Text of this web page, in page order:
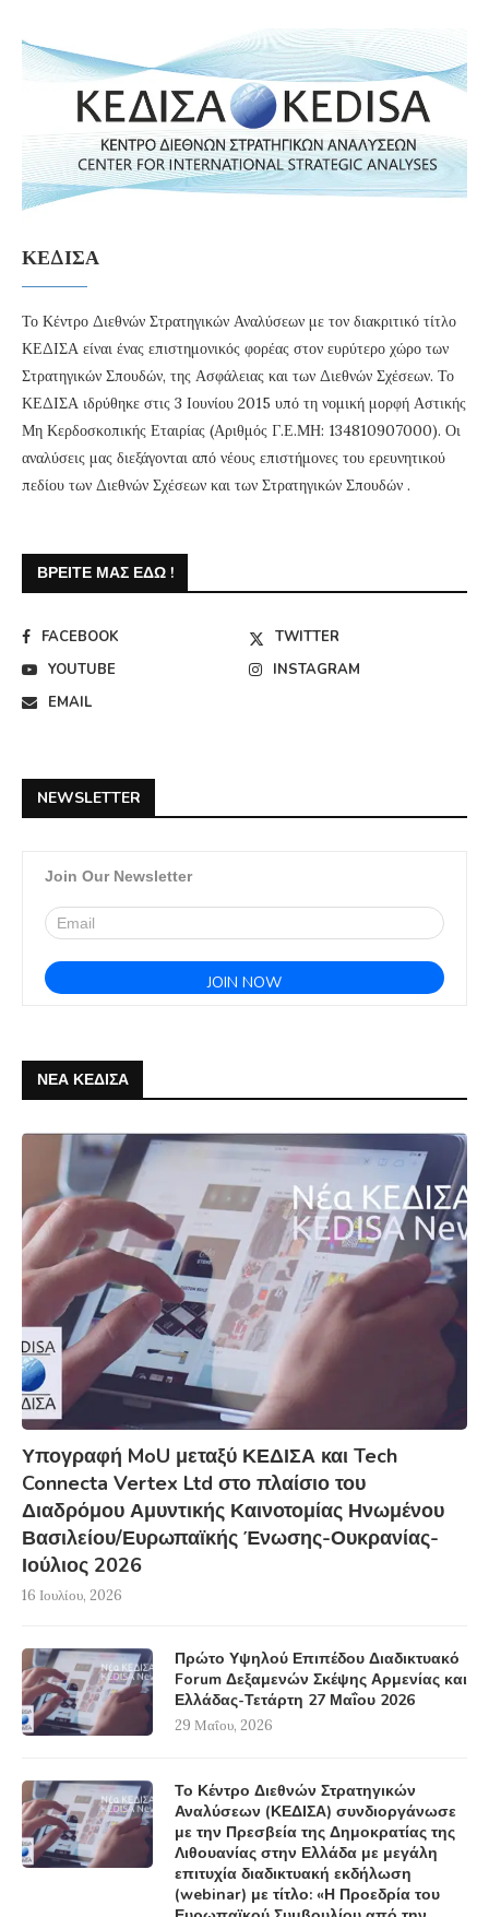
ΚΕΔΙΣΑ
Το Κέντρο Διεθνών Στρατηγικών Αναλύσεων με τον διακριτικό τίτλο
ΚΕΔΙΣΑ είναι ένας επιστημονικός φορέας στον ευρύτερο χώρο των
Στρατηγικών Σπουδών, της Ασφάλειας και των Διεθνών Σχέσεων. Το
ΚΕΔΙΣΑ ιδρύθηκε στις 3 Ιουνίου 2015 υπό τη νομική μορφή Αστικής
Μη Κερδοσκοπικής Εταιρίας (Αριθμός Γ.Ε.ΜΗ: 134810907000). Οι
αναλύσεις μας διεξάγονται από νέους επιστήμονες του ερευνητικού
πεδίου των Διεθνών Σχέσεων και των Στρατηγικών Σπουδών .
ΒΡΕΊΤΕ ΜΑΣ ΕΔΏ !
FACEBOOK
TWITTER
YOUTUBE
INSTAGRAM
EMAIL
NEWSLETTER
Join Our Newsletter
ΝΕΑ ΚΕΔΙΣΑ
Υπογραφή MoU μεταξύ ΚΕΔΙΣΑ και Tech
Connecta Vertex Ltd στο πλαίσιο του
Διαδρόμου Αμυντικής Καινοτομίας Ηνωμένου
Βασιλείου/Ευρωπαϊκής Ένωσης-Ουκρανίας-
Ιούλιος 2026
16 Ιουλίου, 2026
Πρώτο Υψηλού Επιπέδου Διαδικτυακό
Forum Δεξαμενών Σκέψης Αρμενίας και
Ελλάδας-Τετάρτη 27 Μαΐου 2026
29 Μαΐου, 2026
Το Κέντρο Διεθνών Στρατηγικών
Αναλύσεων (ΚΕΔΙΣΑ) συνδιοργάνωσε
με την Πρεσβεία της Δημοκρατίας της
Λιθουανίας στην Ελλάδα με μεγάλη
επιτυχία διαδικτυακή εκδήλωση
(webinar) με τίτλο: «Η Προεδρία του